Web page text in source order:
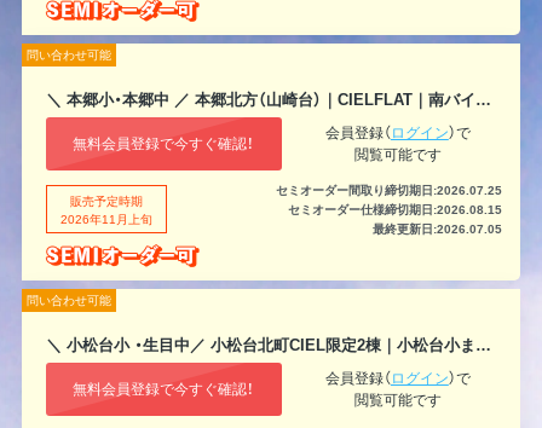
＼ 本郷小・本郷中 ／ 本郷北方（山崎台）｜CIELFLAT｜南バイパスまで車で約1分
無料会員登録で今すぐ確認！
会員登録（ ログイン）で
閲覧可能です
セミオーダー間取り締切期日:2026.07.25
セミオーダー仕様締切期日:2026.08.15
最終更新日:2026.07.05
問い合わせ可能
販売予定時期
2026年11月上旬
＼ 小松台小 ・生目中／ 小松台北町CIEL限定2棟｜小松台小まで徒歩約7分
無料会員登録で今すぐ確認！
会員登録（ ログイン）で
閲覧可能です
問い合わせ可能